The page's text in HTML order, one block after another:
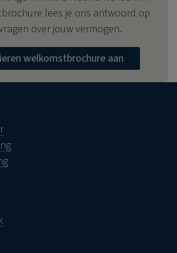
lees je ons antwoord op
over jouw vermogen.
welkomstbrochure aan